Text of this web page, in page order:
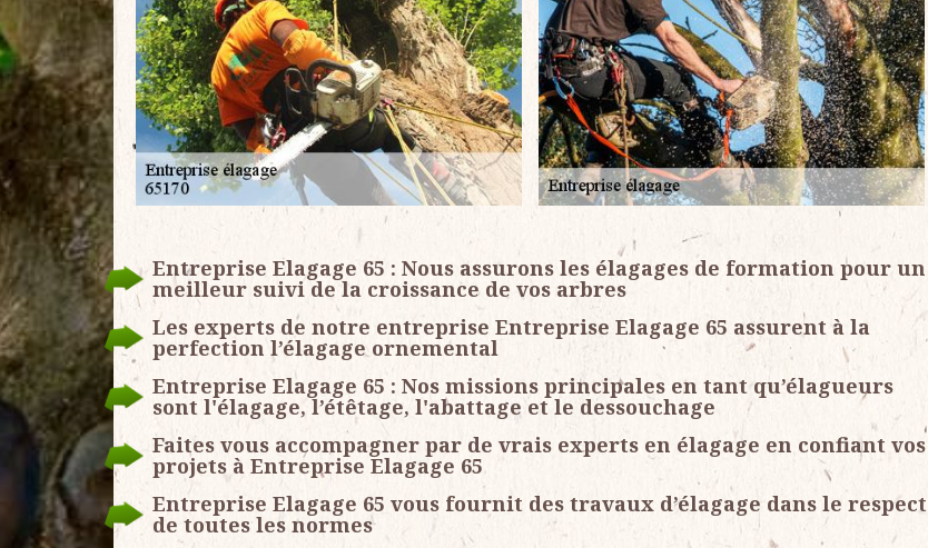
Entreprise Elagage 65 : Nous assurons les élagages de formation pour un
meilleur suivi de la croissance de vos arbres
Les experts de notre entreprise Entreprise Elagage 65 assurent à la
perfection l’élagage ornemental
Entreprise Elagage 65 : Nos missions principales en tant qu’élagueurs
sont l'élagage, l’étêtage, l'abattage et le dessouchage
Faites vous accompagner par de vrais experts en élagage en confiant vos
projets à Entreprise Elagage 65
Entreprise Elagage 65 vous fournit des travaux d’élagage dans le respect
de toutes les normes